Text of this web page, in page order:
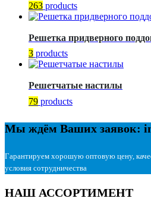
263 products
Решетка придверного
3 products
Решетчатые настилы
79 products
Мы ждём Ваших заявок:
Гарантируем хорошую оптовую цену,
условия сотрудничества
НАШ АССОРТИМЕНТ